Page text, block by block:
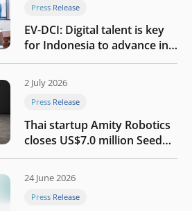
Press Release
EV-DCI: Digital talent is key
for Indonesia to advance in
the AI era
2 July 2026
Press Release
Thai startup Amity Robotics
closes US$7.0 million Seed
round to build a globally
company
24 June 2026
Press Release